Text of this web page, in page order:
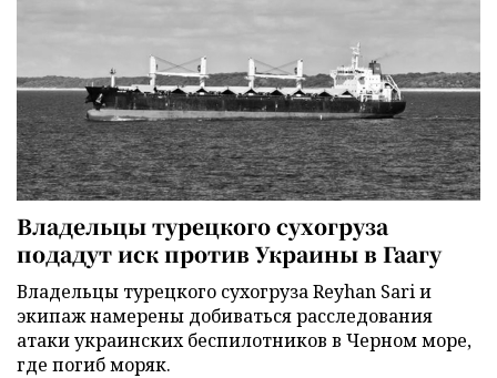
Владельцы турецкого сухогруза
подадут иск против Украины в Гаагу
Владельцы турецкого сухогруза Reyhan Sari и
экипаж намерены добиваться расследования
атаки украинских беспилотников в Черном море,
где погиб моряк.